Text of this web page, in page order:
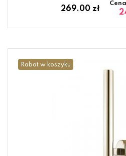
269.00 zł
Rabat w koszyku